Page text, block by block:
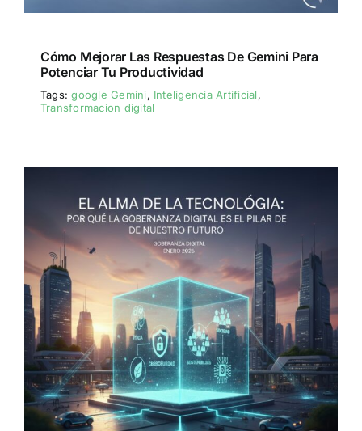
Cómo Mejorar Las Respuestas De Gemini Para
Potenciar Tu Productividad
Tags:google Gemini, Inteligencia Artificial,
Transformacion digital